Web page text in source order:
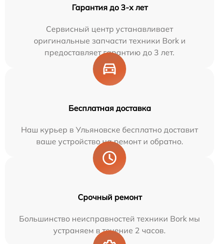
Гарантия до 3-х лет
Сервисный центр устанавливает
оригинальные запчасти техники Bork и
предоставляет гарантию до 3 лет.
Бесплатная доставка
Наш курьер в Ульяновске бесплатно доставит
ваше устройство на ремонт и обратно.
Срочный ремонт
Большинство неисправностей техники Bork мы
устраняем в течение 2 часов.